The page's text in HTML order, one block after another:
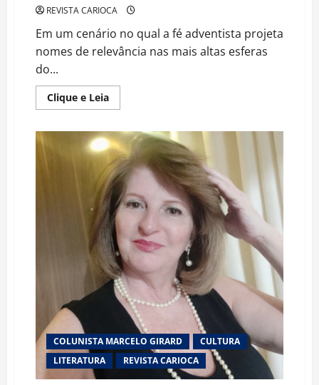
REVISTA CARIOCA
Em um cenário no qual a fé adventista projeta
nomes de relevância nas mais altas esferas
do...
Clique e LeiaRead
more
ADVENTISTA
DE
RORAIMA
GANHA
PROJEÇÃO
INTERNACIONAL
COM
TRAJETÓRIA
ASSOCIADA
A
RODRIGO
SILVA
E
BEN
CARSON
COLUNISTA MARCELO GIRARD
CULTURA
LITERATURA
REVISTA CARIOCA